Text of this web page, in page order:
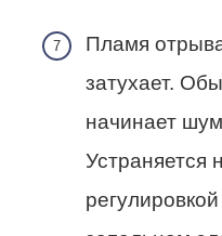
Пламя
затухает.
начинает
Устраняется